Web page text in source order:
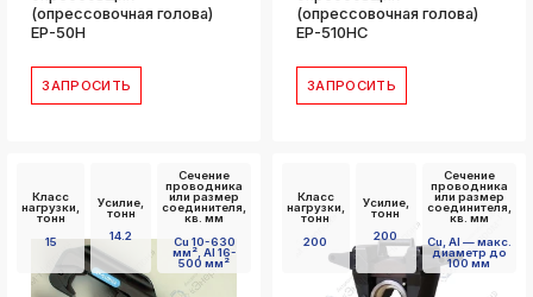
(опрессовочная голова)
EP-50H
ЗАПРОСИТЬ
(опрессовочная голова)
EP-510HC
ЗАПРОСИТЬ
Класс
нагрузки,
тонн
15
Усилие,
тонн
14.2
Сечение
проводника
или размер
соединителя,
кв. мм
Cu 10-630
мм², Al 16-
500 мм²
Класс
нагрузки,
тонн
200
Усилие,
тонн
200
Сечение
проводника
или размер
соединителя,
кв. мм
Сu, Al — макс.
диаметр до
100 мм